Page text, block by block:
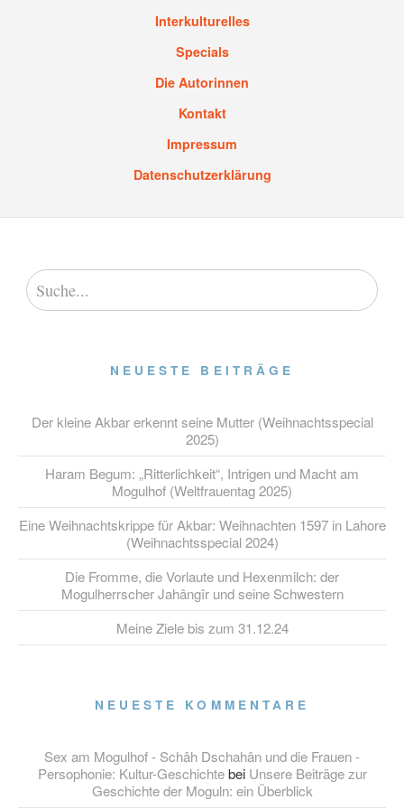
Interkulturelles
Specials
Die Autorinnen
Kontakt
Impressum
Datenschutzerklärung
NEUESTE BEITRÄGE
Der kleine Akbar erkennt seine Mutter (Weihnachtsspecial
2025)
Haram Begum: „Ritterlichkeit“, Intrigen und Macht am
Mogulhof (Weltfrauentag 2025)
Eine Weihnachtskrippe für Akbar: Weihnachten 1597 in Lahore
(Weihnachtsspecial 2024)
Die Fromme, die Vorlaute und Hexenmilch: der
Mogulherrscher Jahângîr und seine Schwestern
Meine Ziele bis zum 31.12.24
NEUESTE KOMMENTARE
Sex am Mogulhof - Schâh Dschahân und die Frauen -
Persophonie: Kultur-Geschichtebei Unsere Beiträge zur
Geschichte der Moguln: ein Überblick